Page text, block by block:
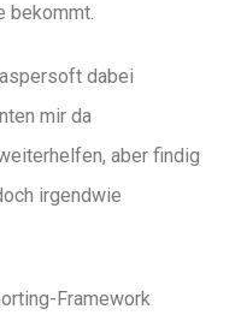
bekommt.
dabei
mir da
aber findig
irgendwie
Framework